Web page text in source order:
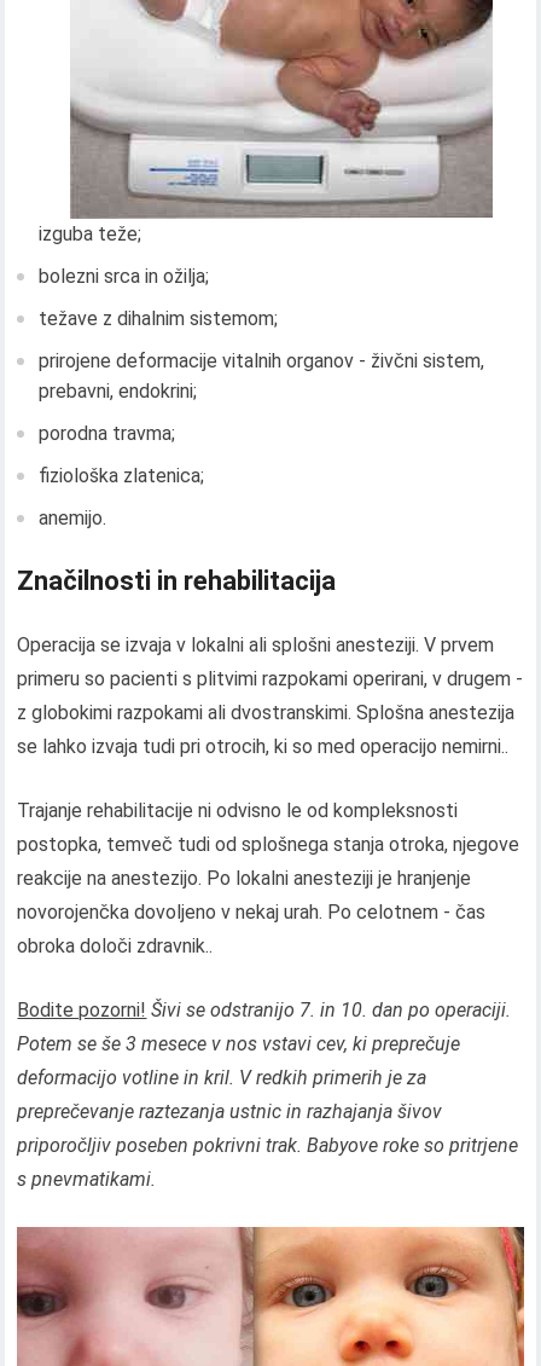
izguba teže;
bolezni srca in ožilja;
težave z dihalnim sistemom;
prirojene deformacije vitalnih organov - živčni sistem,
prebavni, endokrini;
porodna travma;
fiziološka zlatenica;
anemijo.
Značilnosti in rehabilitacija
Operacija se izvaja v lokalni ali splošni anesteziji. V prvem
primeru so pacienti s plitvimi razpokami operirani, v drugem -
z globokimi razpokami ali dvostranskimi. Splošna anestezija
se lahko izvaja tudi pri otrocih, ki so med operacijo nemirni..
Trajanje rehabilitacije ni odvisno le od kompleksnosti
postopka, temveč tudi od splošnega stanja otroka, njegove
reakcije na anestezijo. Po lokalni anesteziji je hranjenje
novorojenčka dovoljeno v nekaj urah. Po celotnem - čas
obroka določi zdravnik..
Bodite pozorni! Šivi se odstranijo 7. in 10. dan po operaciji.
Potem se še 3 mesece v nos vstavi cev, ki preprečuje
deformacijo votline in kril. V redkih primerih je za
preprečevanje raztezanja ustnic in razhajanja šivov
priporočljiv poseben pokrivni trak. Babyove roke so pritrjene
s pnevmatikami.